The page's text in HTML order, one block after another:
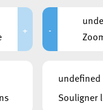
POURRAIT VOUS
+ -
undefined
Souligner